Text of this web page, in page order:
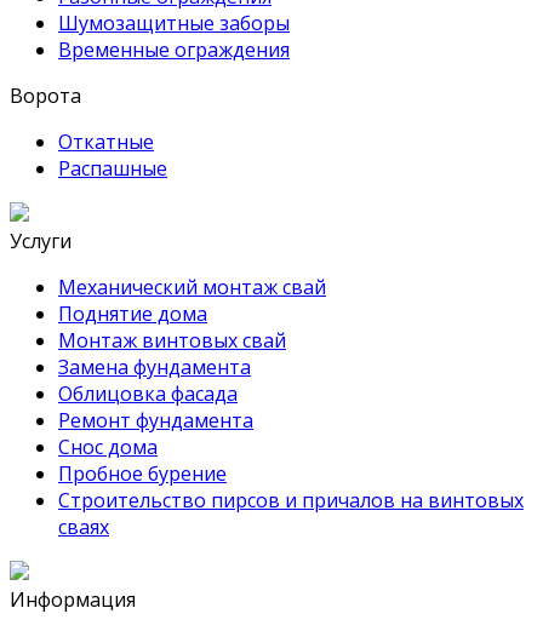
Шумозащитные заборы
Временные ограждения
Ворота
Откатные
Распашные
Услуги
Механический монтаж свай
Поднятие дома
Монтаж винтовых свай
Замена фундамента
Облицовка фасада
Ремонт фундамента
Снос дома
Пробное бурение
Строительство пирсов и причалов на винтовых
сваях
Информация